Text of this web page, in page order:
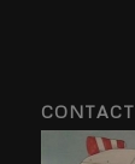
CONTACT